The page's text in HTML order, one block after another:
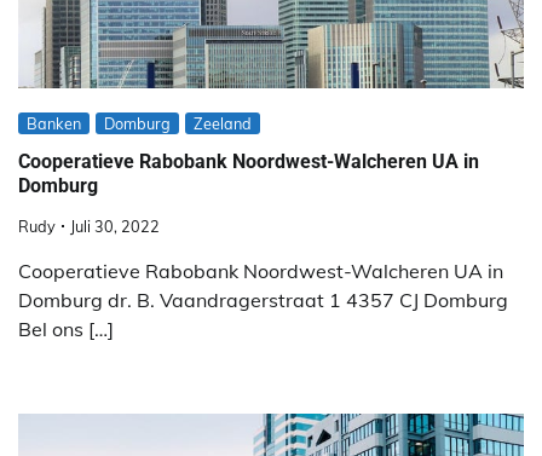
Banken Domburg Zeeland
Cooperatieve Rabobank Noordwest-Walcheren UA in
Domburg
Rudy Juli 30, 2022
Cooperatieve Rabobank Noordwest-Walcheren UA in
Domburg dr. B. Vaandragerstraat 1 4357 CJ Domburg
Bel ons […]